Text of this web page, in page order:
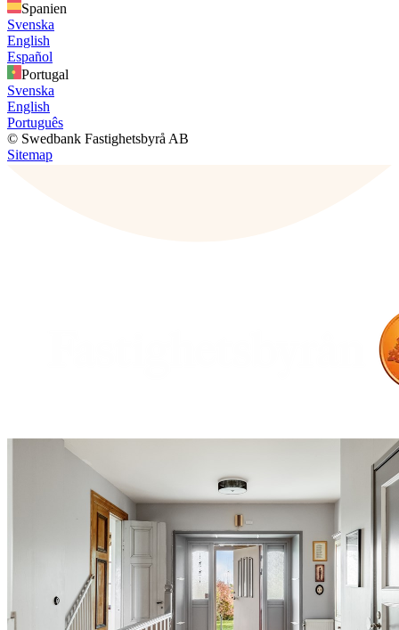
Spanien
Svenska
English
Español
Portugal
Svenska
English
Português
© Swedbank Fastighetsbyrå AB
Sitemap